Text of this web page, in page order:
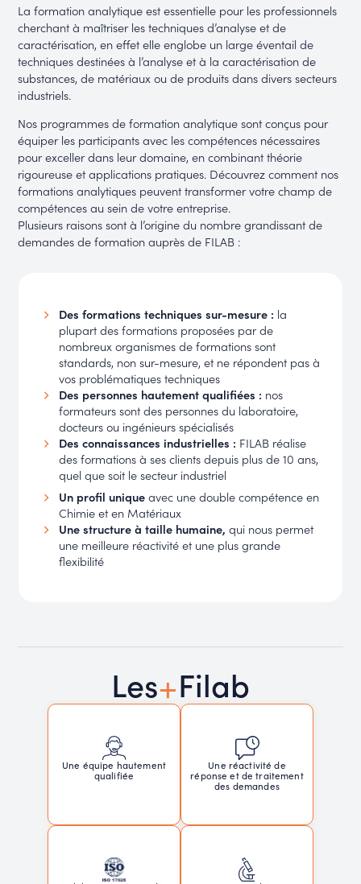
La formation analytique est essentielle pour les professionnels
cherchant à maîtriser les techniques d’analyse et de
caractérisation, en effet elle englobe un large éventail de
techniques destinées à l’analyse et à la caractérisation de
substances, de matériaux ou de produits dans divers secteurs
industriels.
Nos programmes de formation analytique sont conçus pour
équiper les participants avec les compétences nécessaires
pour exceller dans leur domaine, en combinant théorie
rigoureuse et applications pratiques. Découvrez comment nos
formations analytiques peuvent transformer votre champ de
compétences au sein de votre entreprise.
Plusieurs raisons sont à l’origine du nombre grandissant de
demandes de formation auprès de FILAB :
Des formations techniques sur-mesure : la
plupart des formations proposées par de
nombreux organismes de formations sont
standards, non sur-mesure, et ne répondent pas à
vos problématiques techniques
Des personnes hautement qualifiées : nos
formateurs sont des personnes du laboratoire,
docteurs ou ingénieurs spécialisés
Des connaissances industrielles : FILAB réalise
des formations à ses clients depuis plus de 10 ans,
quel que soit le secteur industriel
Un profil uniqueavec une double compétence en
Chimie et en Matériaux
Une structure à taille humaine, qui nous permet
une meilleure réactivité et une plus grande
flexibilité
Les+Filab
Une équipe hautement
qualifiée
Une réactivité de
réponse et de traitement
des demandes